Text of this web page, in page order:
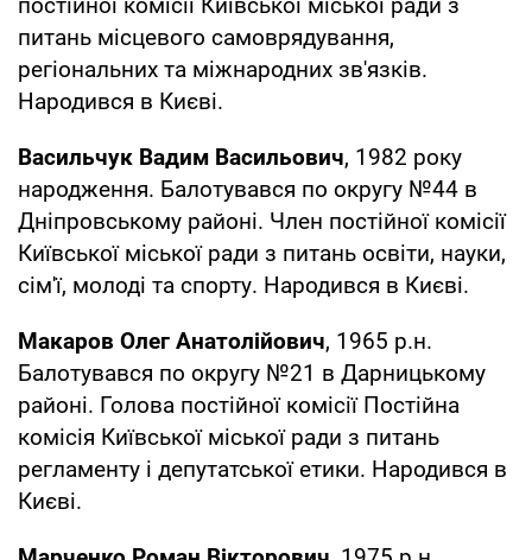
питань місцевого самоврядування,
регіональних та міжнародних зв'язків.
Народився в Києві.
Васильчук Вадим Васильович, 1982 року
народження. Балотувався по округу №44 в
Дніпровському районі. Член постійної комісії
Київської міської ради з питань освіти, науки,
сім'ї, молоді та спорту. Народився в Києві.
Макаров Олег Анатолійович, 1965 р.н.
Балотувався по округу №21 в Дарницькому
районі. Голова постійної комісії Постійна
комісія Київської міської ради з питань
регламенту і депутатської етики. Народився в
Києві.